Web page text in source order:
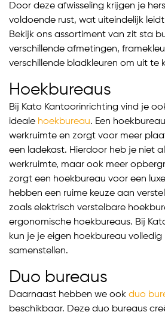
Door deze afwisseling krijgen je
voldoende rust, wat uiteindelijk
Bekijk ons assortiment van zit sta
verschillende afmetingen,
verschillende bladkleuren om uit te
Hoekbureaus
Bij Kato Kantoorinrichting vind je
ideale hoekbureau. Een
werkruimte en zorgt voor meer
een ladekast. Hierdoor heb je niet
werkruimte, maar ook meer
zorgt een hoekbureau voor een
hebben een ruime keuze aan
zoals elektrisch verstelbare
ergonomische hoekbureaus. Bij
kun je je eigen hoekbureau volledig
samenstellen.
Duo bureaus
Daarnaast hebben we ook duo
beschikbaar. Deze duo bureaus